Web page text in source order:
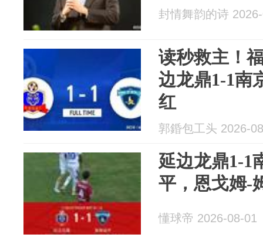
封情舞韵的诗
读秒救主！
边龙鼎1-1南
红
郭錉包工头 2026-
延边龙鼎1-1
平，恩戈姆-
懂球帝 2026-08-01